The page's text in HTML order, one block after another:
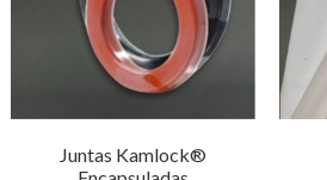
Juntas Kamlock®